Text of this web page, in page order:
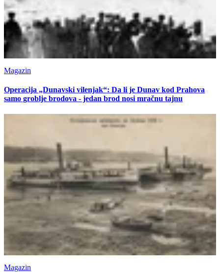
Magazin
Operacija „Dunavski vilenjak“: Da li je Dunav kod Prahova
samo groblje brodova - jedan brod nosi mračnu tajnu
Magazin